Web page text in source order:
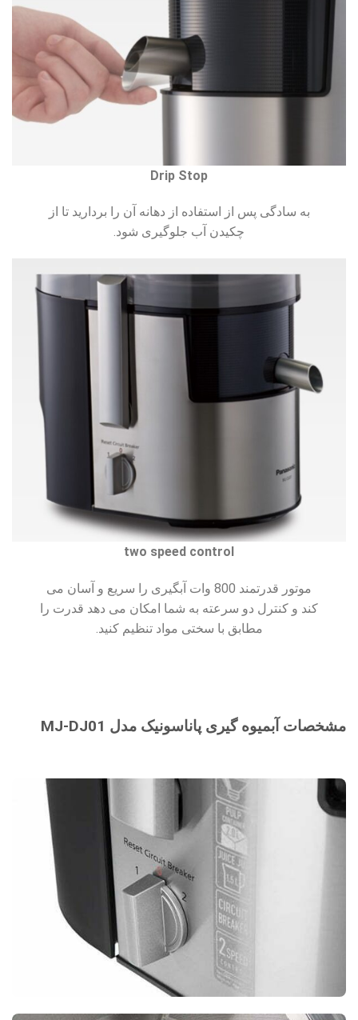
Drip Stop
به سادگی پس از استفاده از دهانه آن را بردارید تا از
چکیدن آب جلوگیری شود.
two speed control
موتور قدرتمند 800 وات آبگیری را سریع و آسان می
کند و کنترل دو سرعته به شما امکان می دهد قدرت را
مطابق با سختی مواد تنظیم کنید.
مشخصات آبمیوه گیری پاناسونیک مدل MJ-DJ01